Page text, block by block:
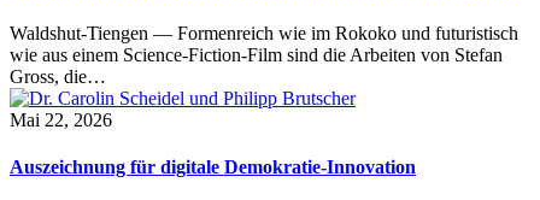
Waldshut-Tiengen — Formenreich wie im Rokoko und futuristisch
wie aus einem Science-Fiction-Film sind die Arbeiten von Stefan
Gross, die…
Mai 22, 2026
Auszeichnung für digitale Demokratie-Innovation